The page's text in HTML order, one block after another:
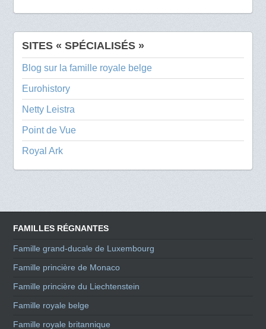
SITES « SPÉCIALISÉS »
Blog sur la famille royale belge
Eurohistory
Netty Leistra
Point de Vue
Royal Ark
FAMILLES RÉGNANTES
Famille grand-ducale de Luxembourg
Famille princière de Monaco
Famille princière du Liechtenstein
Famille royale belge
Famille royale britannique